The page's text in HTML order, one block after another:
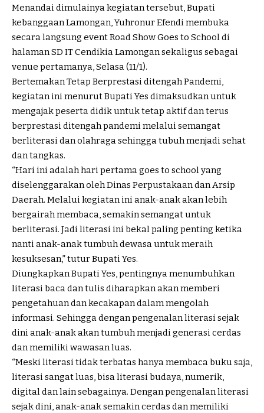
Menandai dimulainya kegiatan tersebut, Bupati
kebanggaan Lamongan, Yuhronur Efendi membuka
secara langsung event Road Show Goes to School di
halaman SD IT Cendikia Lamongan sekaligus sebagai
venue pertamanya, Selasa (11/1).
Bertemakan Tetap Berprestasi ditengah Pandemi,
kegiatan ini menurut Bupati Yes dimaksudkan untuk
mengajak peserta didik untuk tetap aktif dan terus
berprestasi ditengah pandemi melalui semangat
berliterasi dan olahraga sehingga tubuh menjadi sehat
dan tangkas.
“Hari ini adalah hari pertama goes to school yang
diselenggarakan oleh Dinas Perpustakaan dan Arsip
Daerah. Melalui kegiatan ini anak-anak akan lebih
bergairah membaca, semakin semangat untuk
berliterasi. Jadi literasi ini bekal paling penting ketika
nanti anak-anak tumbuh dewasa untuk meraih
kesuksesan,” tutur Bupati Yes.
Diungkapkan Bupati Yes, pentingnya menumbuhkan
literasi baca dan tulis diharapkan akan memberi
pengetahuan dan kecakapan dalam mengolah
informasi. Sehingga dengan pengenalan literasi sejak
dini anak-anak akan tumbuh menjadi generasi cerdas
dan memiliki wawasan luas.
“Meski literasi tidak terbatas hanya membaca buku saja,
literasi sangat luas, bisa literasi budaya, numerik,
digital dan lain sebagainya. Dengan pengenalan literasi
sejak dini, anak-anak semakin cerdas dan memiliki